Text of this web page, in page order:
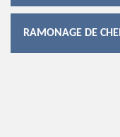
RAMONAGE DE